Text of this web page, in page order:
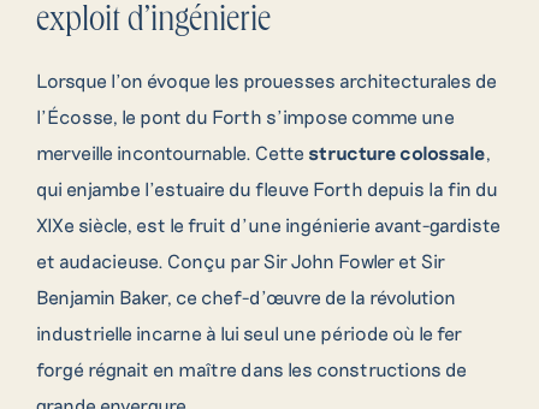
exploit d’ingénierie
Lorsque l’on évoque les prouesses architecturales de
l’Écosse, le pont du Forth s’impose comme une
merveille incontournable. Cette structure colossale
qui enjambe l’estuaire du fleuve Forth depuis la fin du
XIXe siècle, est le fruit d’une ingénierie avant-gardiste
et audacieuse. Conçu par Sir John Fowler et Sir
Benjamin Baker, ce chef-d’œuvre de la révolution
industrielle incarne à lui seul une période où le fer
forgé régnait en maître dans les constructions de
grande envergure.